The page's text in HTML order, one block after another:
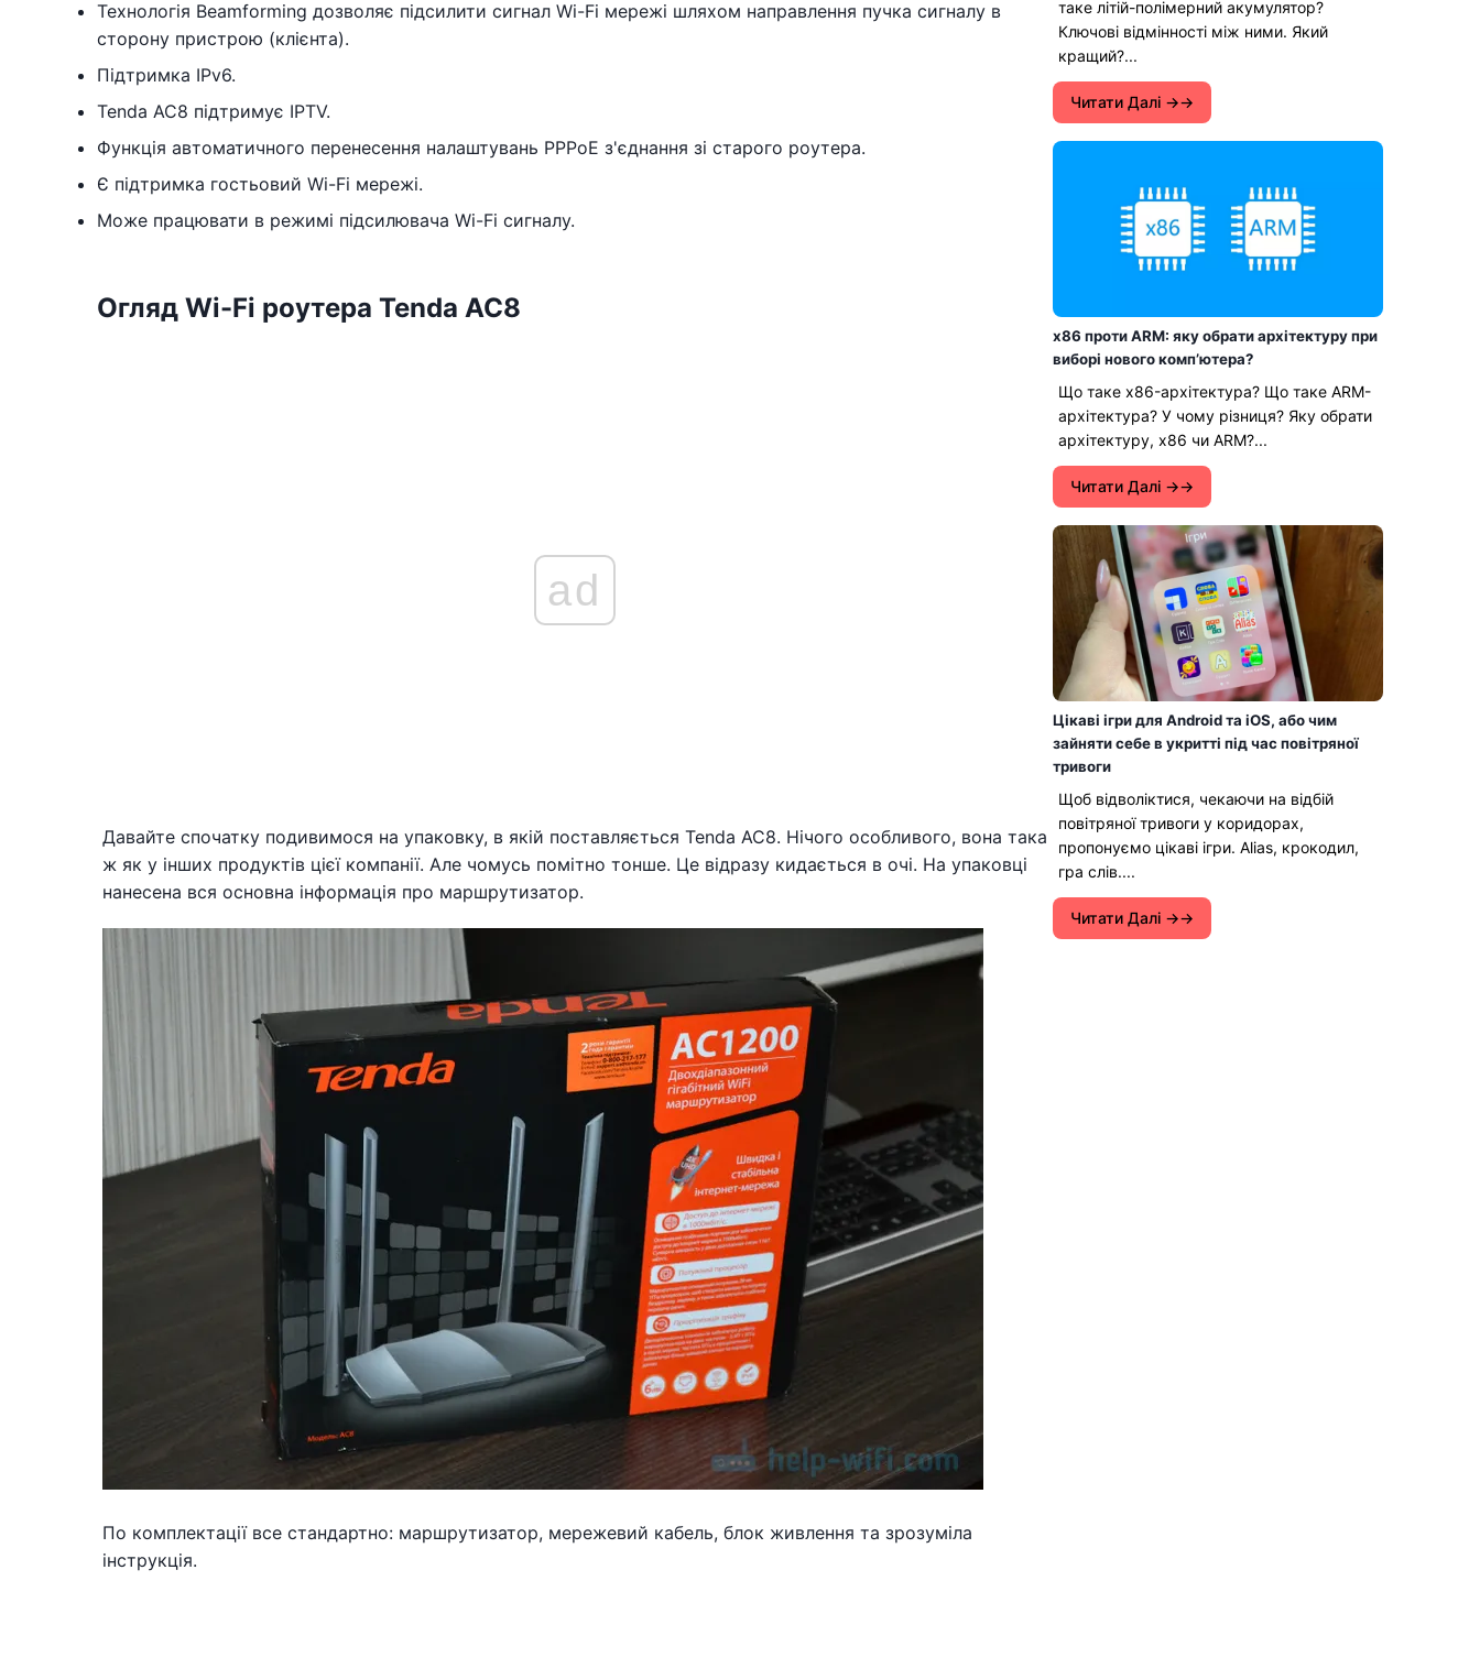
Технологія Beamforming дозволяє підсилити сигнал Wi-Fi мережі шляхом направлення пучка сигналу в
сторону пристрою (клієнта).
Підтримка IPv6.
Tenda AC8 підтримує IPTV.
Функція автоматичного перенесення налаштувань PPPoE з'єднання зі старого роутера.
Є підтримка гостьовий Wi-Fi мережі.
Може працювати в режимі підсилювача Wi-Fi сигналу.
Огляд Wi-Fi роутера Tenda AC8
ad
Давайте спочатку подивимося на упаковку, в якій поставляється Tenda AC8. Нічого особливого, вона така
ж як у інших продуктів цієї компанії. Але чомусь помітно тонше. Це відразу кидається в очі. На упаковці
нанесена вся основна інформація про маршрутизатор.
По комплектації все стандартно: маршрутизатор, мережевий кабель, блок живлення та зрозуміла
інструкція.
таке літій-полімерний акумулятор?
Ключові відмінності між ними. Який
кращий?...
Читати Далі →
x86 проти ARM: яку обрати архітектуру при
виборі нового компʼютера?
Що таке x86-архітектура? Що таке ARM-
архітектура? У чому різниця? Яку обрати
архітектуру, x86 чи ARM?...
Читати Далі →
Цікаві ігри для Android та iOS, або чим
зайняти себе в укритті під час повітряної
тривоги
Щоб відволіктися, чекаючи на відбій
повітряної тривоги у коридорах,
пропонуємо цікаві ігри. Alias, крокодил,
гра слів....
Читати Далі →